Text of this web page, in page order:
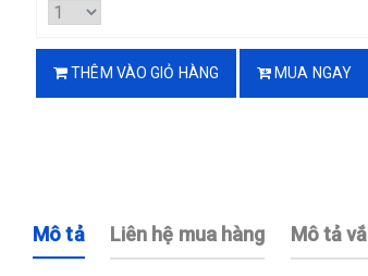
THÊM VÀO GIỎ HÀNG MUA NGAY
Mô tả Liên hệ mua hàng Mô tả